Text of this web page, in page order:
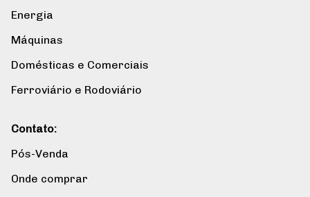
Energia
Máquinas
Domésticas e Comerciais
Ferroviário e Rodoviário
Contato:
Pós-Venda
Onde comprar